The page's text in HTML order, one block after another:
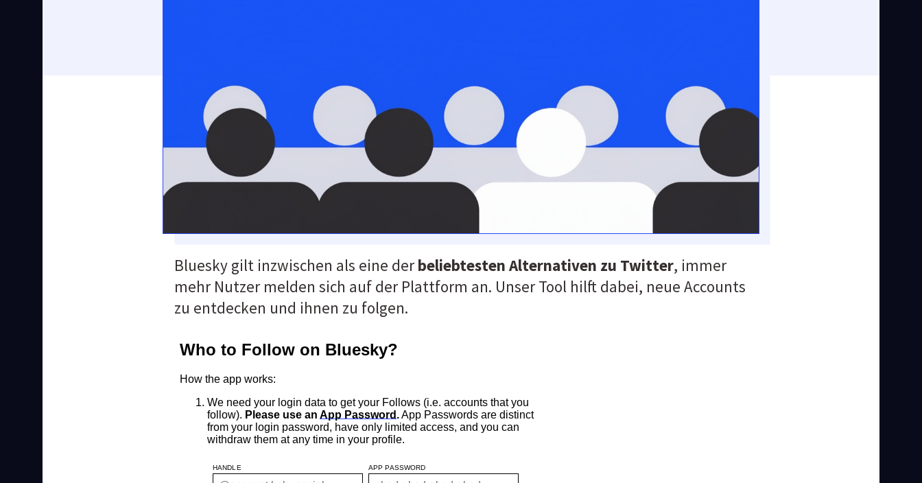
Bluesky gilt inzwischen als eine der beliebtesten Alternativen zu Twitter, immer
mehr Nutzer melden sich auf der Plattform an. Unser Tool hilft dabei, neue Accounts
zu entdecken und ihnen zu folgen.